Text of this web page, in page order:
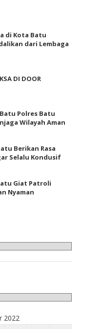
di Kota Batu
dari Lembaga
DI DOOR
Polres Batu
Wilayah Aman
Berikan Rasa
Selalu Kondusif
Giat Patroli
Nyaman
2022